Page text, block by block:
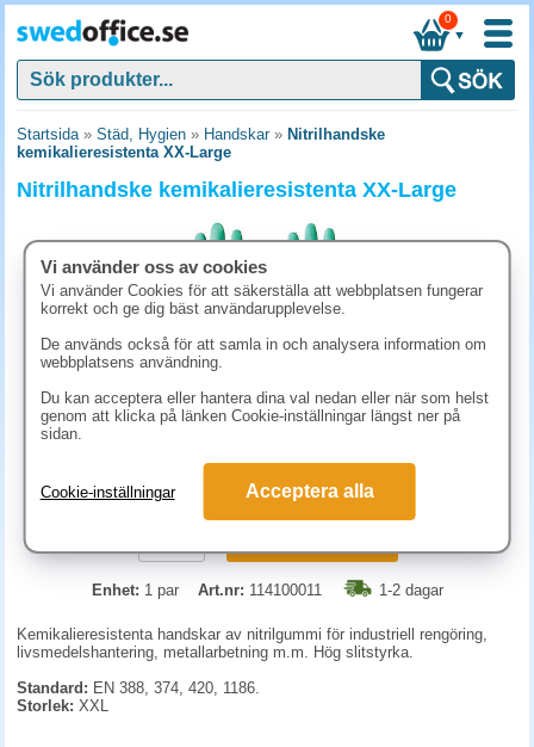
▼
0
Startsida» Städ, Hygien » Handskar» Nitrilhandske
kemikalieresistenta XX-Large
Nitrilhandske kemikalieresistenta XX-Large
61.30 kr (inkl. moms)
Enhet: 1 par Art.nr: 114100011 1-2 dagar
Kemikalieresistenta handskar av nitrilgummi för industriell rengöring,
livsmedelshantering, metallarbetning m.m. Hög slitstyrka.
Standard: EN 388, 374, 420, 1186.
Storlek: XXL
Vi använder oss av cookies
Vi använder Cookies för att säkerställa att webbplatsen fungerar
korrekt och ge dig bäst användarupplevelse.
De används också för att samla in och analysera information om
webbplatsens användning.
Du kan acceptera eller hantera dina val nedan eller när som helst
genom att klicka på länken Cookie-inställningar längst ner på
sidan.
Cookie-inställningar Acceptera alla